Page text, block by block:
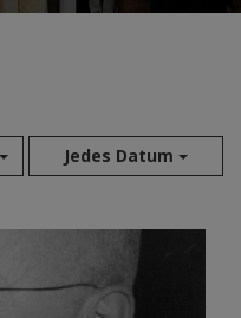
Jedes Datum
Aug 2026
Jun 2026